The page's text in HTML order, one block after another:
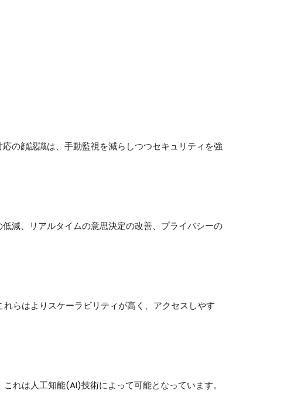
の顔認識は、手動監視を減らしつつセキュリティを強
減、リアルタイムの意思決定の改善、プライバシーの
らはよりスケーラビリティが高く、アクセスしやす
れは人工知能(AI)技術によって可能となっています。